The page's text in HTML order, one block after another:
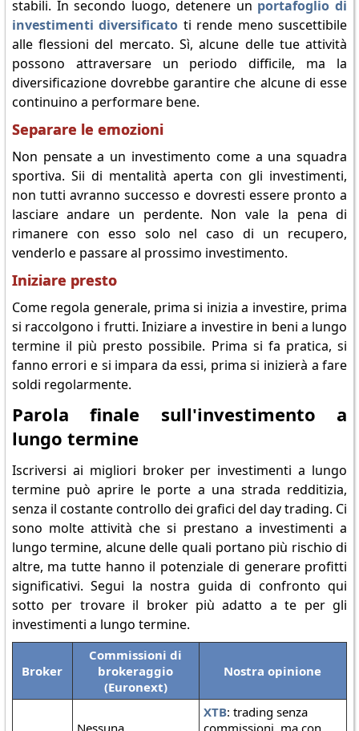
stabili. In secondo luogo, detenere un portafoglio di
investimenti diversificato ti rende meno suscettibile
alle flessioni del mercato. Sì, alcune delle tue attività
possono attraversare un periodo difficile, ma la
diversificazione dovrebbe garantire che alcune di esse
continuino a performare bene.
Separare le emozioni
Non pensate a un investimento come a una squadra
sportiva. Sii di mentalità aperta con gli investimenti,
non tutti avranno successo e dovresti essere pronto a
lasciare andare un perdente. Non vale la pena di
rimanere con esso solo nel caso di un recupero,
venderlo e passare al prossimo investimento.
Iniziare presto
Come regola generale, prima si inizia a investire, prima
si raccolgono i frutti. Iniziare a investire in beni a lungo
termine il più presto possibile. Prima si fa pratica, si
fanno errori e si impara da essi, prima si inizierà a fare
soldi regolarmente.
Parola finale sull'investimento a
lungo termine
Iscriversi ai migliori broker per investimenti a lungo
termine può aprire le porte a una strada redditizia,
senza il costante controllo dei grafici del day trading. Ci
sono molte attività che si prestano a investimenti a
lungo termine, alcune delle quali portano più rischio di
altre, ma tutte hanno il potenziale di generare profitti
significativi. Segui la nostra guida di confronto qui
sotto per trovare il broker più adatto a te per gli
investimenti a lungo termine.
Broker
Commissioni di
brokeraggio
(Euronext)
Nostra opinione
Nessuna
XTB: trading senza
commissioni, ma con